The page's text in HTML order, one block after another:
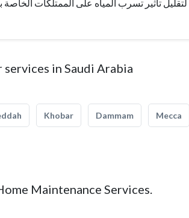
services in Saudi Arabia
Khobar Dammam Mecca
Maintenance Services.